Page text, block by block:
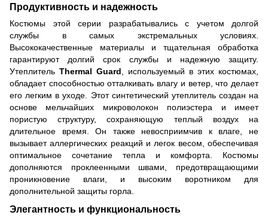
Продуктивность и надежность
Костюмы этой серии разрабатывались с учетом долгой
службы в самых экстремальных условиях.
Высококачественные материалы и тщательная обработка
гарантируют долгий срок службы и надежную защиту.
Утеплитель Thermal Guard , используемый в этих костюмах,
обладает способностью отталкивать влагу и ветер, что делает
его легким в уходе. Этот синтетический утеплитель создан на
основе мельчайших микроволокон полиэстера и имеет
пористую структуру, сохраняющую теплый воздух на
длительное время. Он также невосприимчив к влаге, не
вызывает аллергических реакций и легок весом, обеспечивая
оптимальное сочетание тепла и комфорта. Костюмы
дополняются проклеенными швами, предотвращающими
проникновение влаги, и высоким воротником для
дополнительной защиты горла.
Элегантность и функциональность